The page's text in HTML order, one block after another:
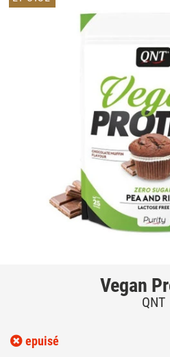
Vegan
QNT
epuisé